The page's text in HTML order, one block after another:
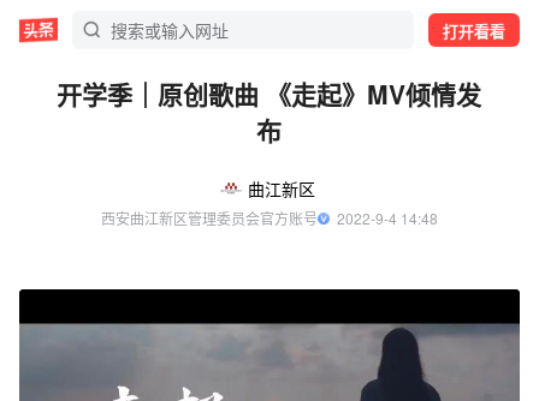
打开看看
开学季｜原创歌曲 《走起》MV倾情发
布
曲江新区
西安曲江新区管理委员会官方账号
  2022-9-4 14:48